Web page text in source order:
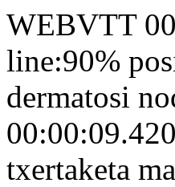
WEBVTT
line:90%
dermatosi
txertaketa